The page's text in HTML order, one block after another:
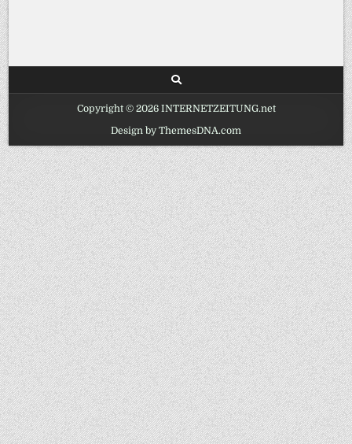
Copyright © 2026 INTERNETZEITUNG.net
Design by ThemesDNA.com